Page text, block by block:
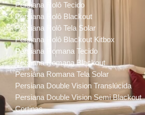
Persiana Rolô Tecido
Persiana Rolô Blackout
Persiana Rolô Tela Solar
Persiana Rolô Blackout Kitbox
Persiana Romana Tecido
Persiana Romana Blackout
Persiana Romana Tela Solar
Persiana Double Vision Translúcida
Persiana Double Vision Semi Blackout
Cortinas